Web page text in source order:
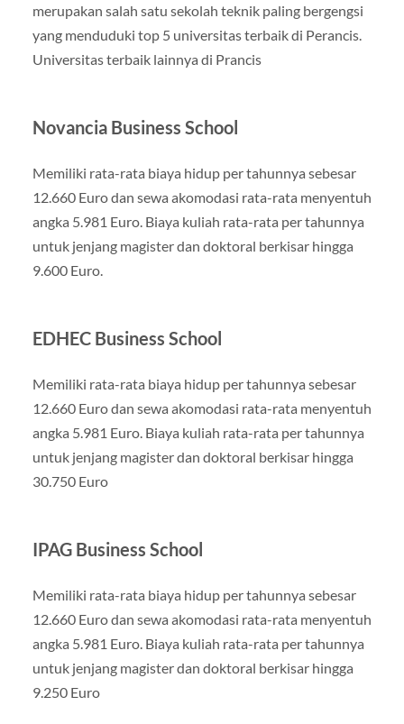
merupakan salah satu sekolah teknik paling bergengsi
yang menduduki top 5 universitas terbaik di Perancis.
Universitas terbaik lainnya di Prancis
Novancia Business School
Memiliki rata-rata biaya hidup per tahunnya sebesar
12.660 Euro dan sewa akomodasi rata-rata menyentuh
angka 5.981 Euro. Biaya kuliah rata-rata per tahunnya
untuk jenjang magister dan doktoral berkisar hingga
9.600 Euro.
EDHEC Business School
Memiliki rata-rata biaya hidup per tahunnya sebesar
12.660 Euro dan sewa akomodasi rata-rata menyentuh
angka 5.981 Euro. Biaya kuliah rata-rata per tahunnya
untuk jenjang magister dan doktoral berkisar hingga
30.750 Euro
IPAG Business School
Memiliki rata-rata biaya hidup per tahunnya sebesar
12.660 Euro dan sewa akomodasi rata-rata menyentuh
angka 5.981 Euro. Biaya kuliah rata-rata per tahunnya
untuk jenjang magister dan doktoral berkisar hingga
9.250 Euro